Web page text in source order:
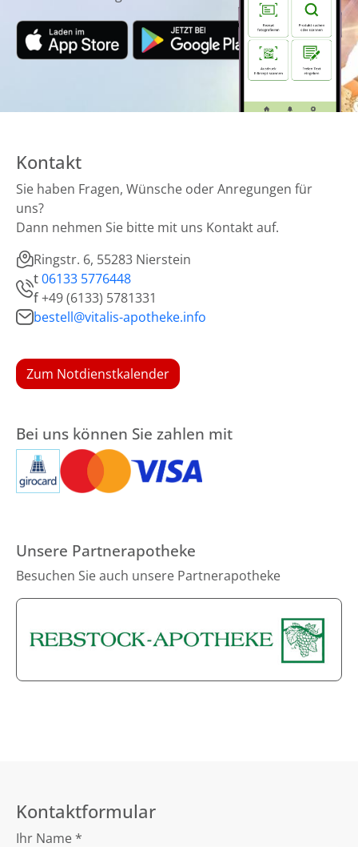
Kontakt
Sie haben Fragen, Wünsche oder Anregungen für
uns?
Dann nehmen Sie bitte mit uns Kontakt auf.
Ringstr. 6, 55283 Nierstein
t06133 5776448
f+49 (6133) 5781331
bestell@vitalis-apotheke.info
Zum Notdienstkalender
Bei uns können Sie zahlen mit
Unsere Partnerapotheke
Besuchen Sie auch unsere Partnerapotheke
Kontaktformular
Ihr Name *